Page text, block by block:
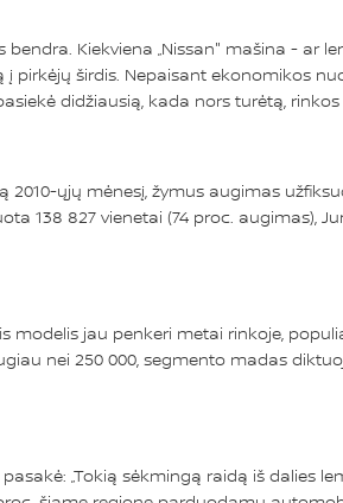
Kiekviena „Nissan" mašina - ar
širdis. Nepaisant ekonomikos
didžiausią, kada nors turėtą, rinkos
ųjų mėnesį, žymus augimas
138 827 vienetai (74 proc. augimas),
modelis jau penkeri metai rinkoje,
nei 250 000, segmento madas
„Tokią sėkmingą raidą iš dalies